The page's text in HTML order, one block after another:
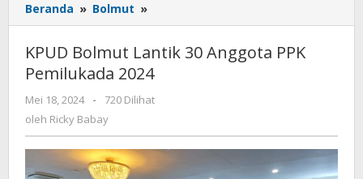
Beranda » Bolmut »
Bolmut
Lantik
30
Anggota
PPK
KPUD Bolmut Lantik 30 Anggota PPK
Pemilukada 2024
Mei 18, 2024
oleh
Ricky
Babay
-
720 Dilihat
oleh Ricky Babay